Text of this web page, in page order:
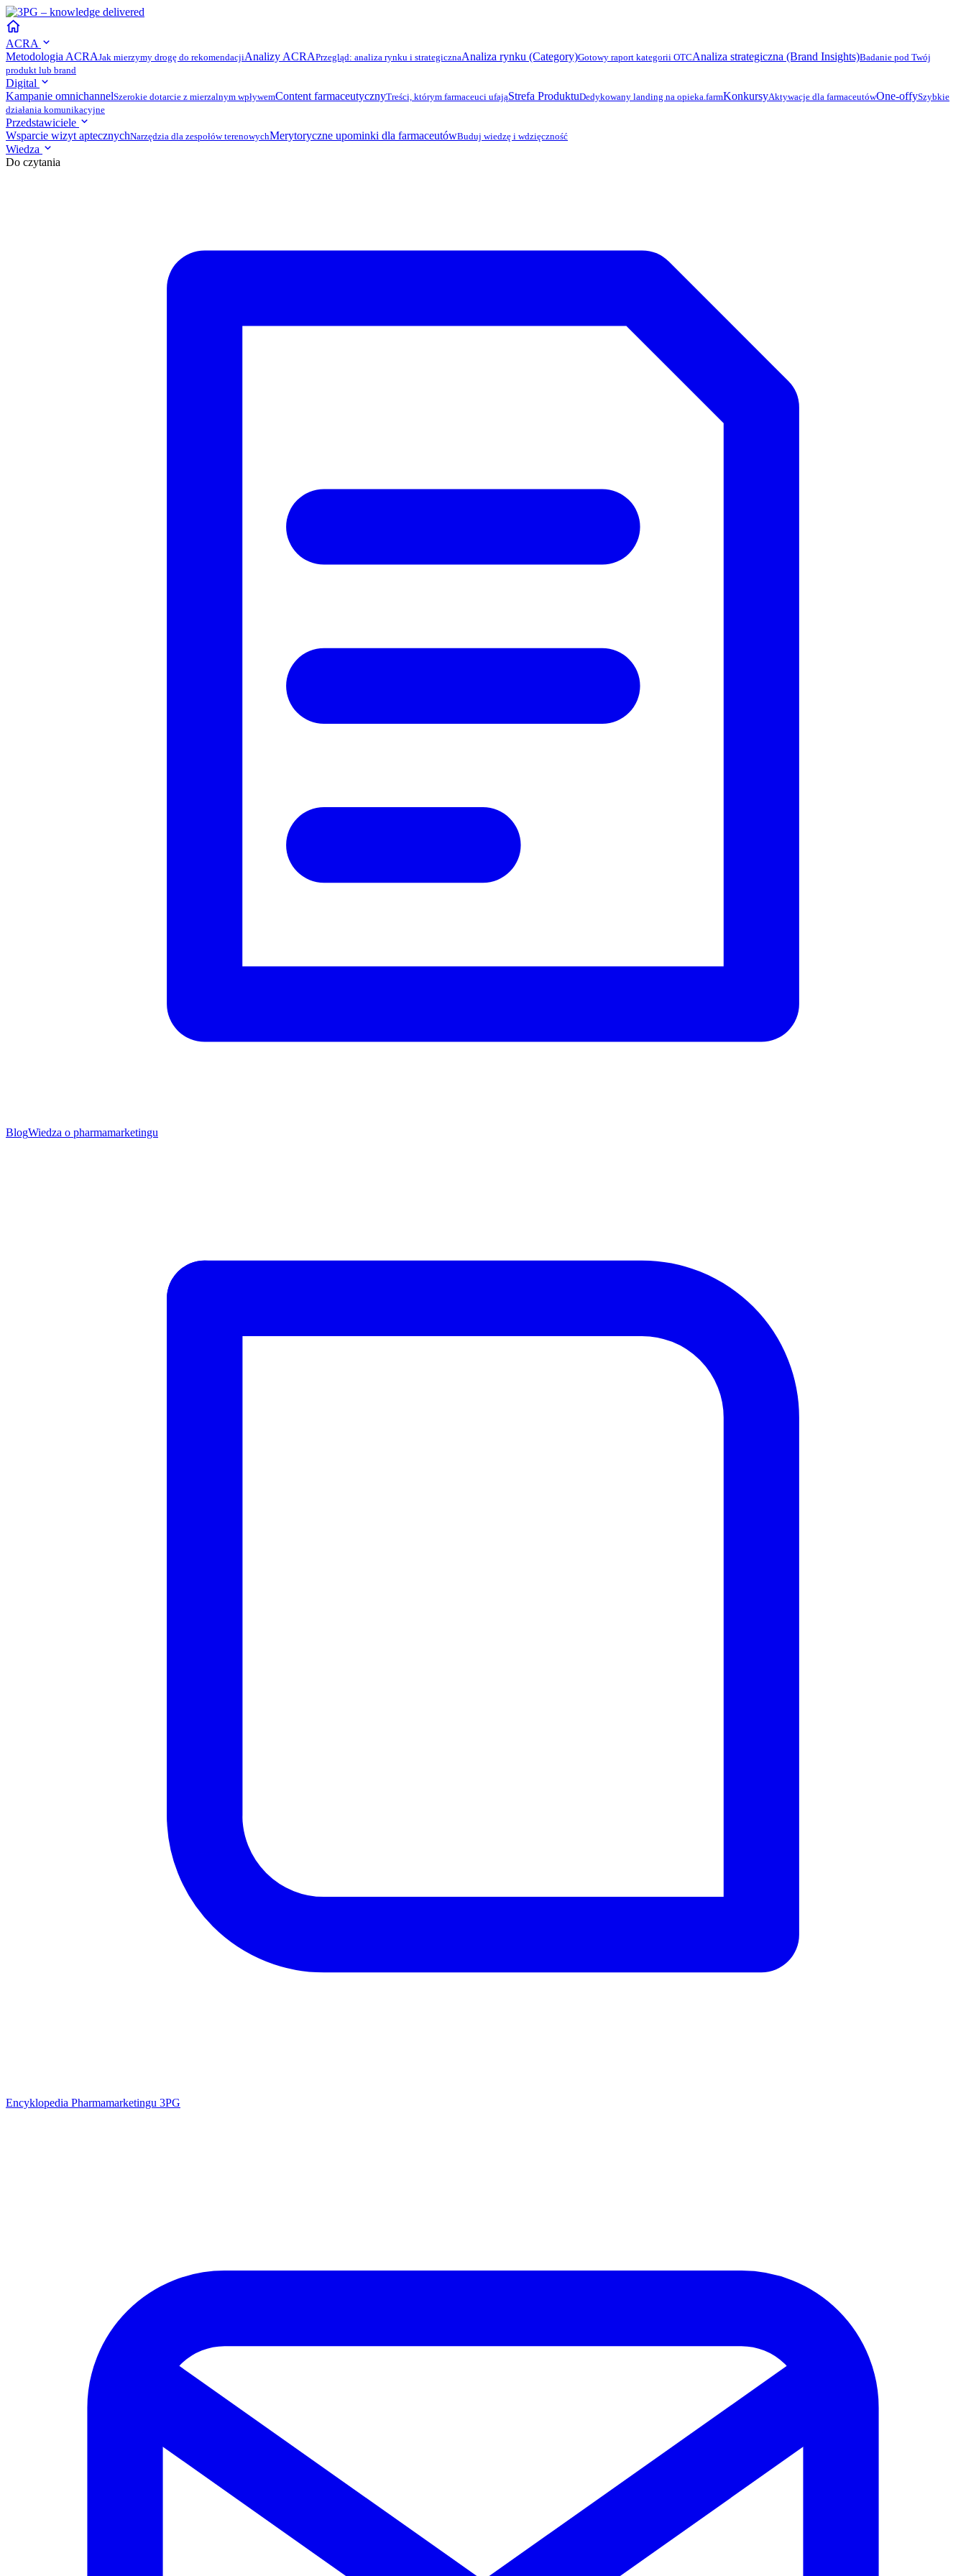
ACRA
Metodologia ACRAJak mierzymy drogę do rekomendacjiAnalizy ACRAPrzegląd: analiza rynku i strategicznaAnaliza rynku (Category)Gotowy raport kategorii OTCAnaliza strategiczna (Brand Insights)Badanie pod Twój
produkt lub brand
Digital
Kampanie omnichannelSzerokie dotarcie z mierzalnym wpływemContent farmaceutycznyTreści, którym farmaceuci ufająStrefa ProduktuDedykowany landing na opieka.farmKonkursyAktywacje dla farmaceutówOne-offySzybkie
działania komunikacyjne
Przedstawiciele
Wsparcie wizyt aptecznychNarzędzia dla zespołów terenowychMerytoryczne upominki dla farmaceutówBuduj wiedzę i wdzięczność
Wiedza
Do czytania
BlogWiedza o pharmamarketingu
Encyklopedia Pharmamarketingu 3PG